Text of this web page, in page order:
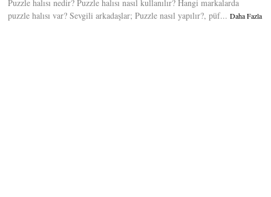
Puzzle halısı nedir? Puzzle halısı nasıl kullanılır? Hangi markalarda
puzzle halısı var? Sevgili arkadaşlar; Puzzle nasıl yapılır?, püf... Daha Fazla